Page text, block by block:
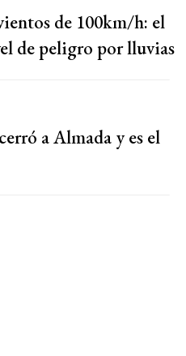
de 100km/h: el
de peligro por lluvias
a Almada y es el